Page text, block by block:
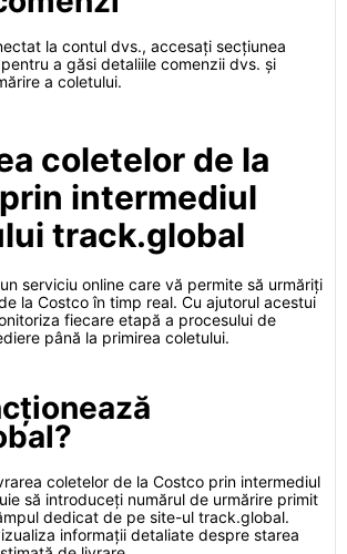
la contul dvs., accesați secțiunea
a găsi detaliile comenzii dvs. și
a coletului.
coletelor de la
intermediul
track.global
serviciu online care vă permite să urmăriți
la Costco în timp real. Cu ajutorul acestui
fiecare etapă a procesului de
până la primirea coletului.
coletelor de la Costco prin intermediul
să introduceți numărul de urmărire primit
dedicat de pe site-ul track.global.
informații detaliate despre starea